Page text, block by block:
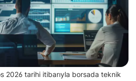
2026 tarihi itibarıyla borsada teknik